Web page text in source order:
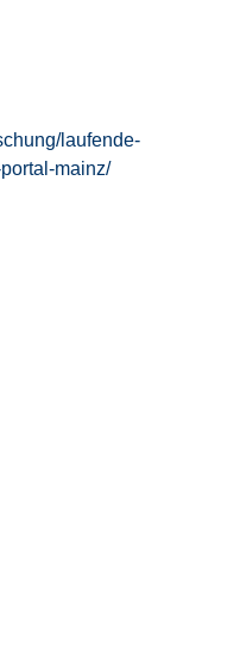
laufende-
mainz/